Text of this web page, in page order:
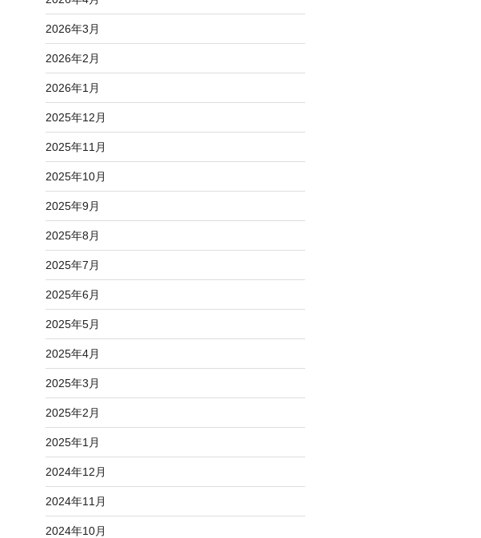
2026年3月
2026年2月
2026年1月
2025年12月
2025年11月
2025年10月
2025年9月
2025年8月
2025年7月
2025年6月
2025年5月
2025年4月
2025年3月
2025年2月
2025年1月
2024年12月
2024年11月
2024年10月